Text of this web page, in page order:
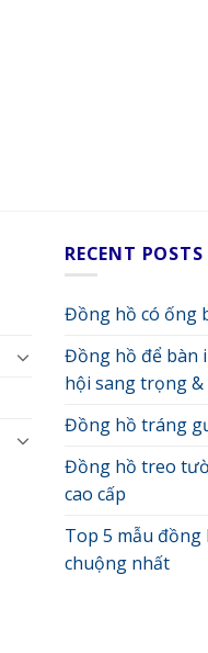
RECENT POSTS
Đồng hồ có ống
Đồng hồ để bàn
hội sang trọng &
Đồng hồ tráng
Đồng hồ treo
cao cấp
Top 5 mẫu đồng
chuộng nhất